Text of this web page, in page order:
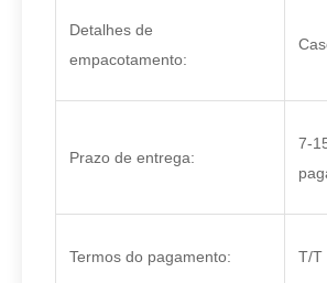
Detalhes de
empacotamento:
Prazo de entrega:
7-
Termos do pagamento: T/T